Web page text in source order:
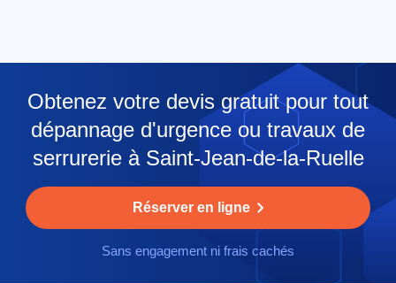
Obtenez votre devis gratuit pour tout
dépannage d'urgence ou travaux de
serrurerie à Saint-Jean-de-la-Ruelle
Réserver en ligne
Sans engagement ni frais cachés